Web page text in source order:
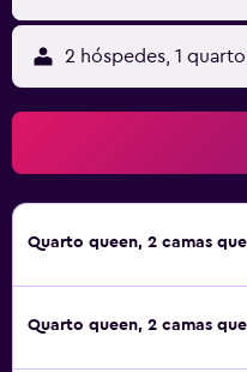
2 hóspedes, 1 quarto
Quarto queen, 2 camas
Quarto queen, 2 camas